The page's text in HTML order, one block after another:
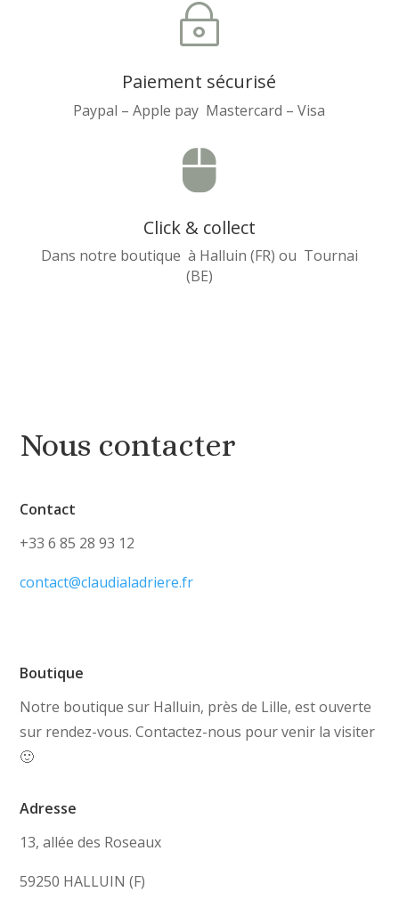
~
Paiement sécurisé
Paypal – Apple pay Mastercard – Visa

Click & collect
Dans notre boutique à Halluin (FR) ou Tournai
(BE)
Nous contacter
Contact
+33 6 85 28 93 12
contact@claudialadriere.fr
Boutique
Notre boutique sur Halluin, près de Lille, est ouverte
sur rendez-vous. Contactez-nous pour venir la visiter
🙂
Adresse
13, allée des Roseaux
59250 HALLUIN (F)